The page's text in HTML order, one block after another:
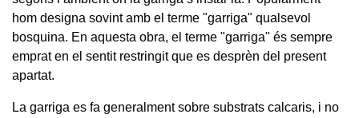
hom designa sovint amb el terme "garriga" qualsevol
bosquina. En aquesta obra, el terme "garriga" és sempre
emprat en el sentit restringit que es desprèn del present
apartat.
La garriga es fa generalment sobre substrats calcaris, i no